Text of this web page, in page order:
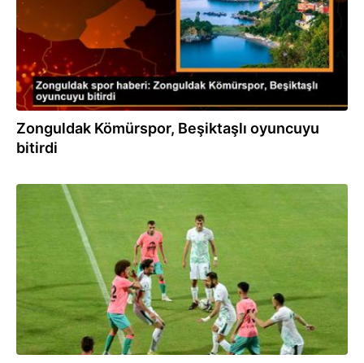
Zonguldak Kömürspor, Beşiktaşlı oyuncuyu
bitirdi
23.10.2021